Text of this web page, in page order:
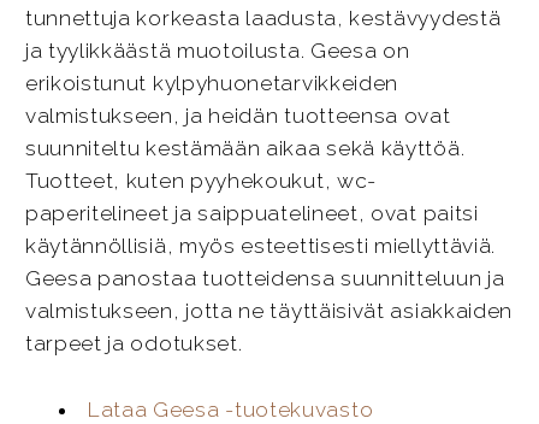
tunnettuja korkeasta laadusta, kestävyydestä
ja tyylikkäästä muotoilusta. Geesa on
erikoistunut kylpyhuonetarvikkeiden
valmistukseen, ja heidän tuotteensa ovat
suunniteltu kestämään aikaa sekä käyttöä.
Tuotteet, kuten pyyhekoukut, wc-
paperitelineet ja saippuatelineet, ovat paitsi
käytännöllisiä, myös esteettisesti miellyttäviä.
Geesa panostaa tuotteidensa suunnitteluun ja
valmistukseen, jotta ne täyttäisivät asiakkaiden
tarpeet ja odotukset.
Lataa Geesa -tuotekuvasto